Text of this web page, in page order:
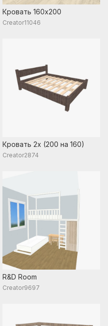
Кровать 160х200
Creator11046
Кровать 2х (200 на 160)
Creator2874
R&D Room
Creator9697